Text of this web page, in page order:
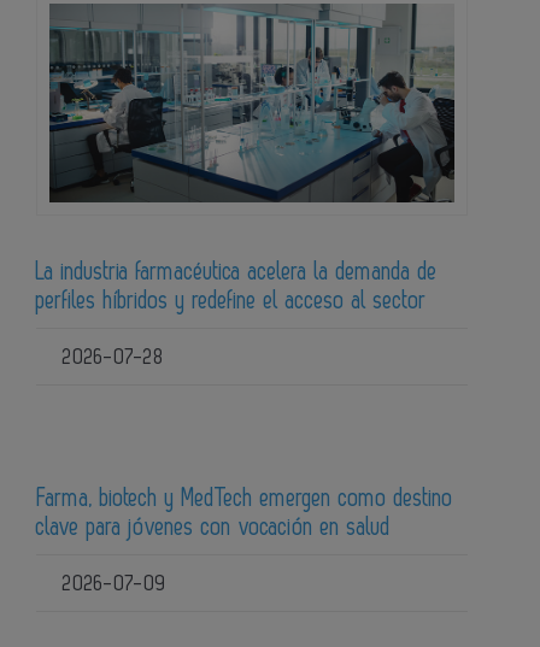
La industria farmacéutica acelera la demanda de
perfiles híbridos y redefine el acceso al sector
2026-07-28
Farma, biotech y MedTech emergen como destino
clave para jóvenes con vocación en salud
2026-07-09